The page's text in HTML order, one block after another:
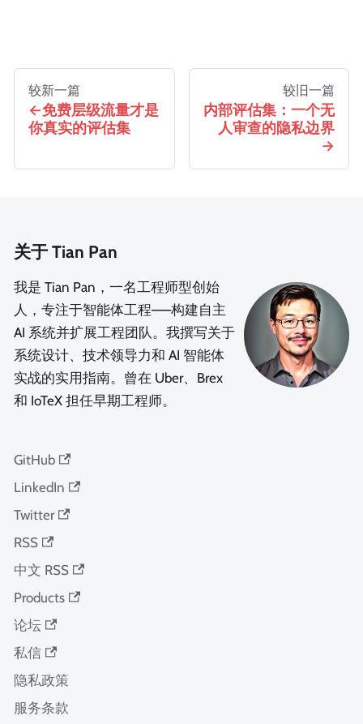
较新一篇
免费层级流量才是
你真实的评估集
较旧一篇
内部评估集：一个无
人审查的隐私边界
关于 Tian Pan
我是 Tian Pan，一名工程师型创始
人，专注于智能体工程——构建自主
AI 系统并扩展工程团队。我撰写关于
系统设计、技术领导力和 AI 智能体
实战的实用指南。曾在 Uber、Brex
和 IoTeX 担任早期工程师。
GitHub
LinkedIn
Twitter
RSS
中文 RSS
Products
论坛
私信
隐私政策
服务条款